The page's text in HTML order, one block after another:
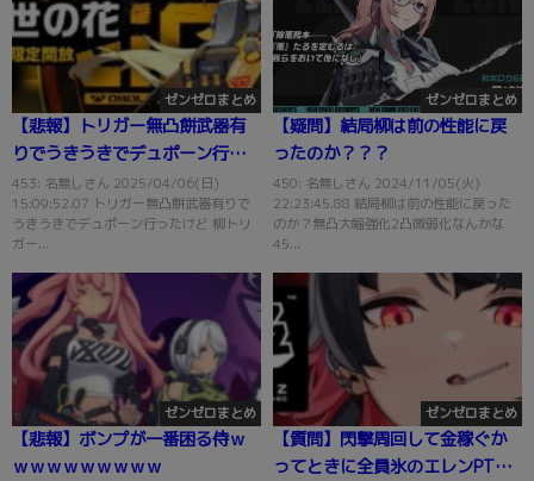
ゼンゼロまとめ
【悲報】トリガー無凸餅武器有
りでうきうきでデュポーン行っ
たけど…
453: 名無しさん 2025/04/06(日)
15:09:52.07 トリガー無凸餅武器有りで
うきうきでデュポーン行ったけど 柳トリ
ガー...
ゼンゼロまとめ
【疑問】結局柳は前の性能に戻
ったのか？？？
450: 名無しさん 2024/11/05(火)
22:23:45.88 結局柳は前の性能に戻った
のか？無凸大幅強化2凸微弱化なんかな
45...
ゼンゼロまとめ
【悲報】ボンプが一番困る侍ｗ
ｗｗｗｗｗｗｗｗｗ
ゼンゼロまとめ
【質問】閃撃周回して金稼ぐか
ってときに全員氷のエレンPTは